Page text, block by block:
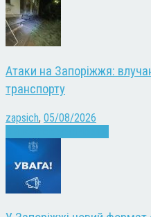
Атаки на Запоріжжя:
транспорту
zapsich, 05/08/2026